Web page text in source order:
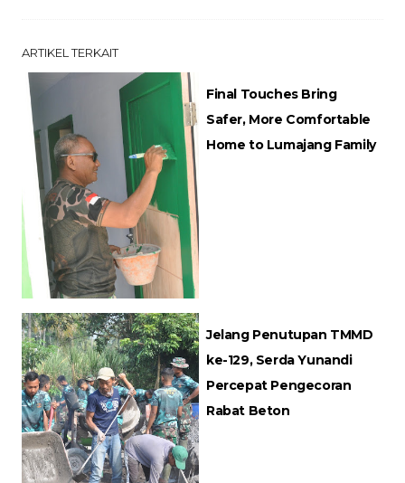
ARTIKEL TERKAIT
Final Touches Bring
Safer, More Comfortable
Home to Lumajang Family
Jelang Penutupan TMMD
ke-129, Serda Yunandi
Percepat Pengecoran
Rabat Beton